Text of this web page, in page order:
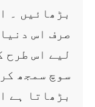
بڑھائیں ۔
صرف اس
لیے اس طرح
سوچ سمجھ
بڑھاتا ہے